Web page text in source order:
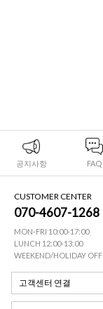
공지사항 FAQ
CUSTOMER CENTER
070-4607-1268
MON-FRI 10:00-17:00
LUNCH 12:00-13:00
WEEKEND/HOLIDAY OFF
고객센터 연결